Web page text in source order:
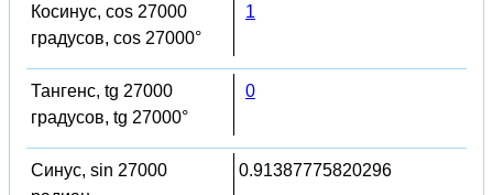
Косинус, cos 27000
градусов, cos 27000°
1
Тангенс, tg 27000
градусов, tg 27000°
0
Синус, sin 27000
0.91387775820296